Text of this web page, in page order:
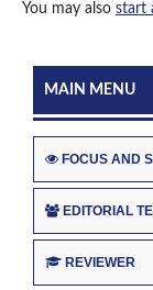
You may also start
MAIN MENU
FOCUS AND
EDITORIAL
REVIEWER